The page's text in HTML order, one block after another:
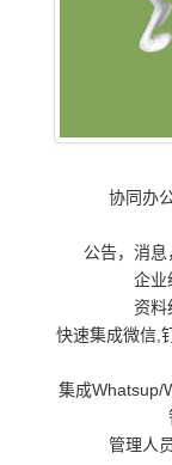
协同办
公告，消
企业
资料
快速集成微信,
集成Whatsup/
管理人